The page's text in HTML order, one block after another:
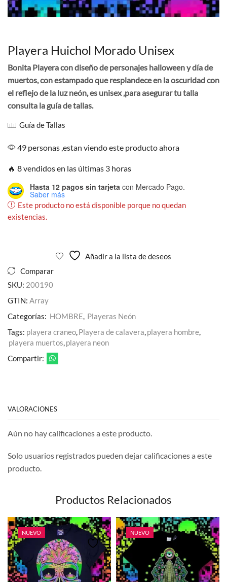
Playera Huichol Morado Unisex
Bonita Playera con diseño de personajes halloween y día de
muertos, con estampado que resplandece en la oscuridad con
el reflejo de la luz neón, es unisex ,para asegurar tu talla
consulta la guía de tallas.
Guía de Tallas
49 personas ,estan viendo este producto ahora
🔥 8 vendidos en las últimas 3 horas
Hasta 12 pagos sin tarjeta con Mercado Pago.
Saber más
Este producto no está disponible porque no quedan
existencias.
Añadir a la lista de deseos
Comparar
SKU: 200190
GTIN: Array
Categorías: HOMBRE, Playeras Neón
Tags: playera craneo,Playera de calavera,playera hombre,
playera muertos,playera neon
Compartir:
VALORACIONES
Aún no hay calificaciones a este producto.
Solo usuarios registrados pueden dejar calificaciones a este
producto.
Productos Relacionados
NUEVO NUEVO